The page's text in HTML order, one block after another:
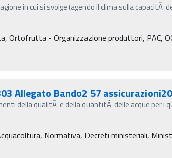
in cui si svolge (agendo il clima sulla capacitÃ
Ortofrutta - Organizzazione produttori, PAC,
Allegato Bando2 57
della qualitÃ e della quantitÃ delle acque per i
Normativa, Decreti ministeriali,